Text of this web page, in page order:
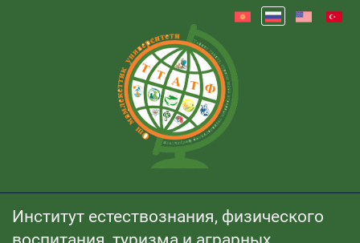
Институт естествознания, физического